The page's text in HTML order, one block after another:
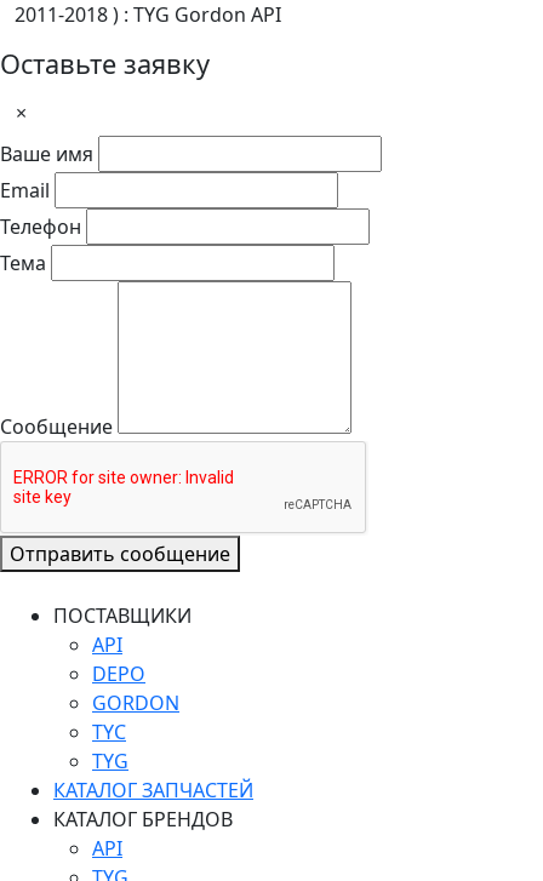
2011-2018 ) : TYG Gordon API
Оставьте заявку
×
Ваше имя
Email
Телефон
Тема
Сообщение
Отправить сообщение
ПОСТАВЩИКИ
API
DEPO
GORDON
TYC
TYG
КАТАЛОГ ЗАПЧАСТЕЙ
КАТАЛОГ БРЕНДОВ
API